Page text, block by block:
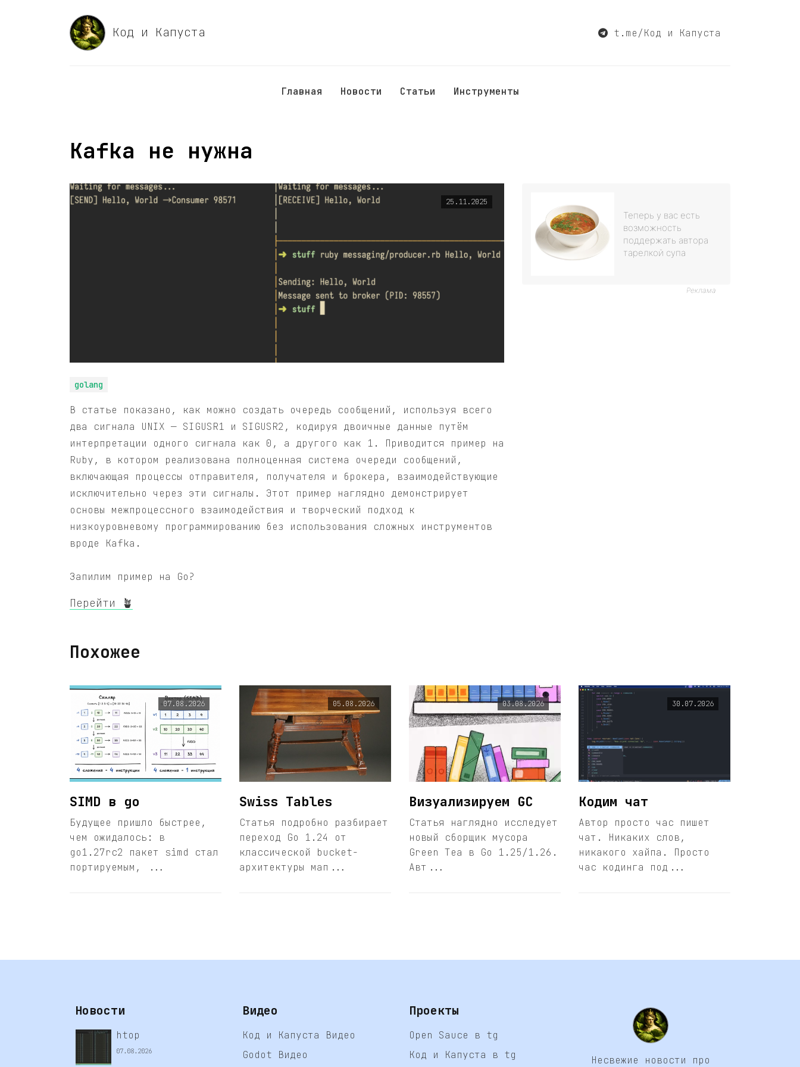
Код и Капуста t.me/Код и Капуста
Главная Новости Статьи Инструменты
Kafka не нужна
25.11.2025
golang
В статье показано, как можно создать очередь сообщений, используя всего
два сигнала UNIX — SIGUSR1 и SIGUSR2, кодируя двоичные данные путём
интерпретации одного сигнала как 0, а другого как 1. Приводится пример на
Ruby, в котором реализована полноценная система очереди сообщений,
включающая процессы отправителя, получателя и брокера, взаимодействующие
исключительно через эти сигналы. Этот пример наглядно демонстрирует
основы межпроцессного взаимодействия и творческий подход к
низкоуровневому программированию без использования сложных инструментов
вроде Kafka.
Запилим пример на Go?
Перейти 🪴
Теперь у вас есть
возможность
поддержать автора
тарелкой супа
Реклама
Похожее
07.08.2026
SIMD в go
Будущее пришло быстрее,
чем ожидалось: в
go1.27rc2 пакет simd стал
портируемым, ...
05.08.2026
Swiss Tables
Статья подробно разбирает
переход Go 1.24 от
классической bucket-
архитектуры мап...
03.08.2026
Визуализируем GC
Статья наглядно исследует
новый сборщик мусора
Green Tea в Go 1.25/1.26.
Авт...
30.07.2026
Кодим чат
Автор просто час пишет
чат. Никаких слов,
никакого хайпа. Просто
час кодинга под...
Новости
htop
07.08.2026
Видео
Код и Капуста Видео
Godot Видео
Проекты
Open Sauce в tg
Код и Капуста в tg
Несвежие новости про